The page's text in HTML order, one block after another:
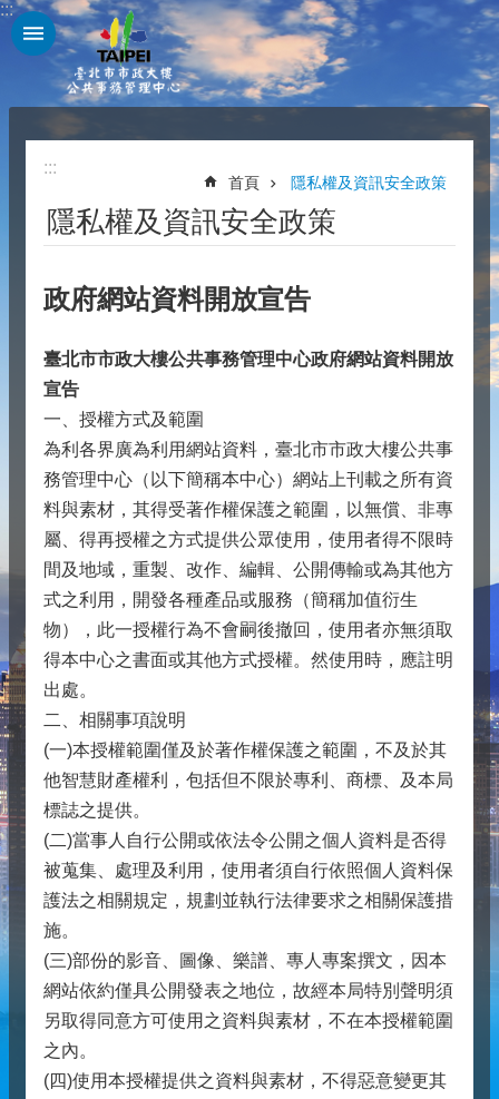
跳到主要內容區塊
:::
:::
首頁 隱私權及資訊安全政策
隱私權及資訊安全政策
政府網站資料開放宣告
臺北市市政大樓公共事務管理中心政府網站資料開放
宣告
一、授權方式及範圍
為利各界廣為利用網站資料，臺北市市政大樓公共事
務管理中心（以下簡稱本中心）網站上刊載之所有資
料與素材，其得受著作權保護之範圍，以無償、非專
屬、得再授權之方式提供公眾使用，使用者得不限時
間及地域，重製、改作、編輯、公開傳輸或為其他方
式之利用，開發各種產品或服務（簡稱加值衍生
物），此一授權行為不會嗣後撤回，使用者亦無須取
得本中心之書面或其他方式授權。然使用時，應註明
出處。
二、相關事項說明
(一)本授權範圍僅及於著作權保護之範圍，不及於其
他智慧財產權利，包括但不限於專利、商標、及本局
標誌之提供。
(二)當事人自行公開或依法令公開之個人資料是否得
被蒐集、處理及利用，使用者須自行依照個人資料保
護法之相關規定，規劃並執行法律要求之相關保護措
施。
(三)部份的影音、圖像、樂譜、專人專案撰文，因本
網站依約僅具公開發表之地位，故經本局特別聲明須
另取得同意方可使用之資料與素材，不在本授權範圍
之內。
(四)使用本授權提供之資料與素材，不得惡意變更其